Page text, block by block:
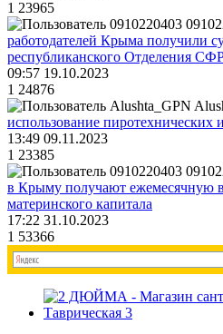
1 23965
работодателей Крыма получили
республиканского Отделения
09:57 19.10.2023
1 24876
использование пиротехнических
13:49 09.11.2023
1 23385
в Крыму получают ежемесячную
материнского капитала
17:22 31.10.2023
1 53366